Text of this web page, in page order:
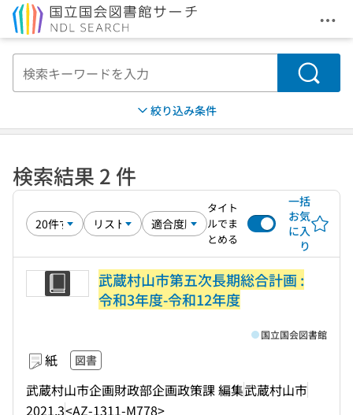
メ
検索
絞り込み条件
検索結果 2 件
タイト
ルでま
とめる
一括
お気
に入
り
武蔵村山市第五次長期総合計画 :
令和3年度-令和12年度
紙 図書
武蔵村山市企画財政部企画政策課 編集武蔵村山市
2021.3<AZ-1311-M778>
国立国会図書館